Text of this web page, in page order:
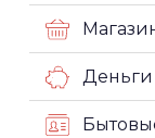
Деньги